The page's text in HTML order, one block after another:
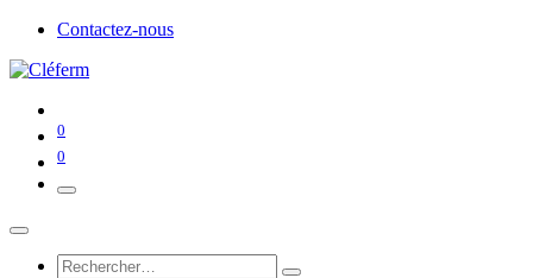
Contactez-nous
0
0